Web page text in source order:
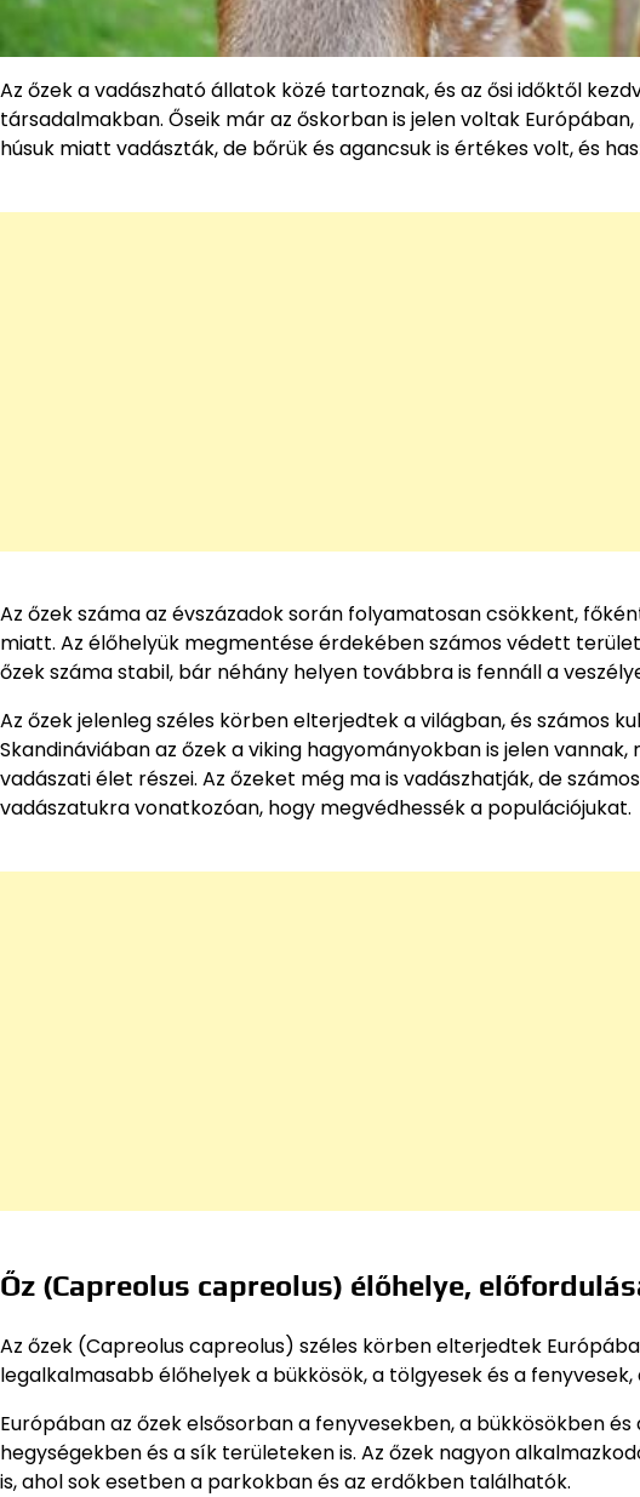
Az őzek a vadászható állatok közé tartoznak, és az ősi időktől
társadalmakban. Őseik már az őskorban is jelen voltak
húsuk miatt vadászták, de bőrük és agancsuk is értékes volt, és
Az őzek száma az évszázadok során folyamatosan csökkent,
miatt. Az élőhelyük megmentése érdekében számos védett
őzek száma stabil, bár néhány helyen továbbra is fennáll a
Az őzek jelenleg széles körben elterjedtek a világban, és számos
Skandináviában az őzek a viking hagyományokban is jelen
vadászati élet részei. Az őzeket még ma is vadászhatják, de
vadászatukra vonatkozóan, hogy megvédhessék a populációjukat.
Őz (Capreolus capreolus) élőhelye,
Az őzek (Capreolus capreolus) széles körben elterjedtek
legalkalmasabb élőhelyek a bükkösök, a tölgyesek és a
Európában az őzek elsősorban a fenyvesekben, a bükkösökben
hegységekben és a sík területeken is. Az őzek nagyon
is, ahol sok esetben a parkokban és az erdőkben találhatók.